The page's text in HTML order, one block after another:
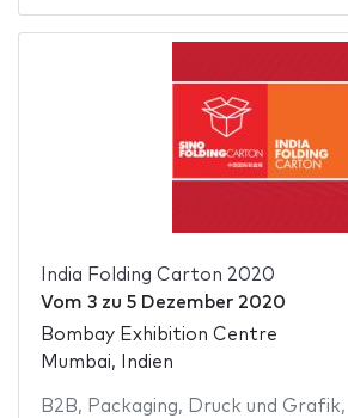
India Folding Carton 2020
Vom 3zu 5 Dezember 2020
Bombay Exhibition Centre
Mumbai, Indien
B2B, Packaging, Druck und Grafik,